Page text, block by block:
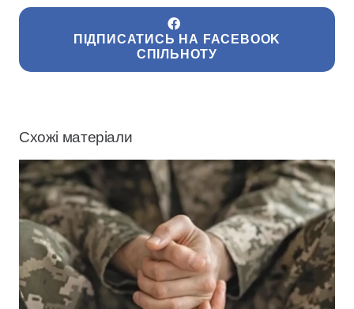
ПІДПИСАТИСЬ НА FACEBOOK
СПІЛЬНОТУ
Схожі матеріали